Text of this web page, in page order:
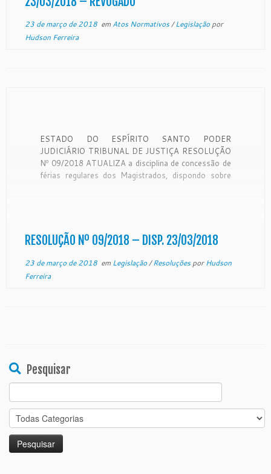
23 de março de 2018em Atos Normativos/Legislaçãopor
Hudson Ferreira
ESTADO DO ESPÍRITO SANTO PODER
JUDICIÁRIO TRIBUNAL DE JUSTIÇA RESOLUÇÃO
Nº 09/2018 ATUALIZA a disciplina de concessão de
férias regulares dos Magistrados, dispondo sobre
RESOLUÇÃO Nº 09/2018 – DISP. 23/03/2018
23 de março de 2018em Legislação/ResoluçõesporHudson
Ferreira
Pesquisar
for: